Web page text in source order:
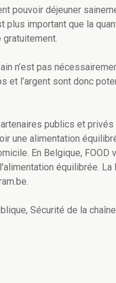
pouvoir déjeuner
important que la
gratuitement.
n’est pas
et l’argent sont donc
publics et
une alimentation
En Belgique, FOOD
équilibrée.
Sécurité de la